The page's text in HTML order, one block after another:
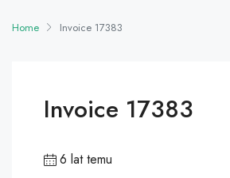
Home Invoice 17383
Invoice 17383
6 lat temu